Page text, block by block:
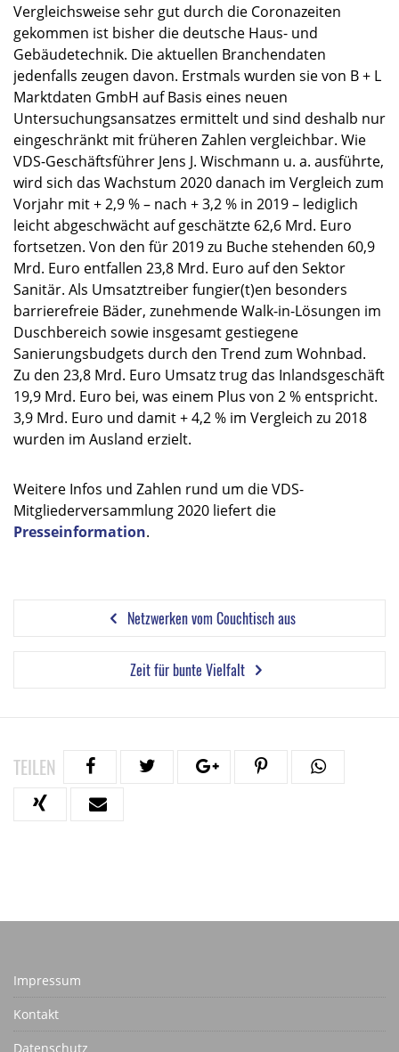
Vergleichsweise sehr gut durch die Coronazeiten
gekommen ist bisher die deutsche Haus- und
Gebäudetechnik. Die aktuellen Branchendaten
jedenfalls zeugen davon. Erstmals wurden sie von B + L
Marktdaten GmbH auf Basis eines neuen
Untersuchungsansatzes ermittelt und sind deshalb nur
eingeschränkt mit früheren Zahlen vergleichbar. Wie
VDS-Geschäftsführer Jens J. Wischmann u. a. ausführte,
wird sich das Wachstum 2020 danach im Vergleich zum
Vorjahr mit + 2,9 % – nach + 3,2 % in 2019 – lediglich
leicht abgeschwächt auf geschätzte 62,6 Mrd. Euro
fortsetzen. Von den für 2019 zu Buche stehenden 60,9
Mrd. Euro entfallen 23,8 Mrd. Euro auf den Sektor
Sanitär. Als Umsatztreiber fungier(t)en besonders
barrierefreie Bäder, zunehmende Walk-in-Lösungen im
Duschbereich sowie insgesamt gestiegene
Sanierungsbudgets durch den Trend zum Wohnbad.
Zu den 23,8 Mrd. Euro Umsatz trug das Inlandsgeschäft
19,9 Mrd. Euro bei, was einem Plus von 2 % entspricht.
3,9 Mrd. Euro und damit + 4,2 % im Vergleich zu 2018
wurden im Ausland erzielt.
Weitere Infos und Zahlen rund um die VDS-
Mitgliederversammlung 2020 liefert die
Presseinformation.
Netzwerken vom Couchtisch aus
Zeit für bunte Vielfalt
TEILEN
Impressum
Kontakt
Datenschutz